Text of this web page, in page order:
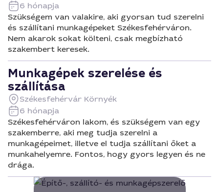
6 hónapja
Szükségem van valakire, aki gyorsan tud szerelni
és szállítani munkagépeket Székesfehérváron.
Nem akarok sokat költeni, csak megbízható
szakembert keresek.
Munkagépek szerelése és
szállítása
Székesfehérvár Környék
6 hónapja
Székesfehérváron lakom, és szükségem van egy
szakemberre, aki meg tudja szerelni a
munkagépeimet, illetve el tudja szállítani őket a
munkahelyemre. Fontos, hogy gyors legyen és ne
drága.